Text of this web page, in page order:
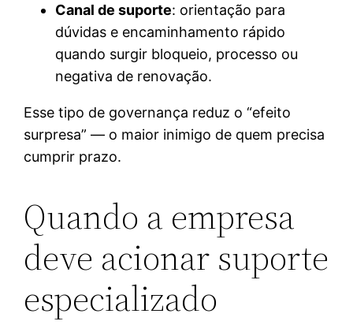
Canal de suporte: orientação para
dúvidas e encaminhamento rápido
quando surgir bloqueio, processo ou
negativa de renovação.
Esse tipo de governança reduz o “efeito
surpresa” — o maior inimigo de quem precisa
cumprir prazo.
Quando a empresa
deve acionar suporte
especializado